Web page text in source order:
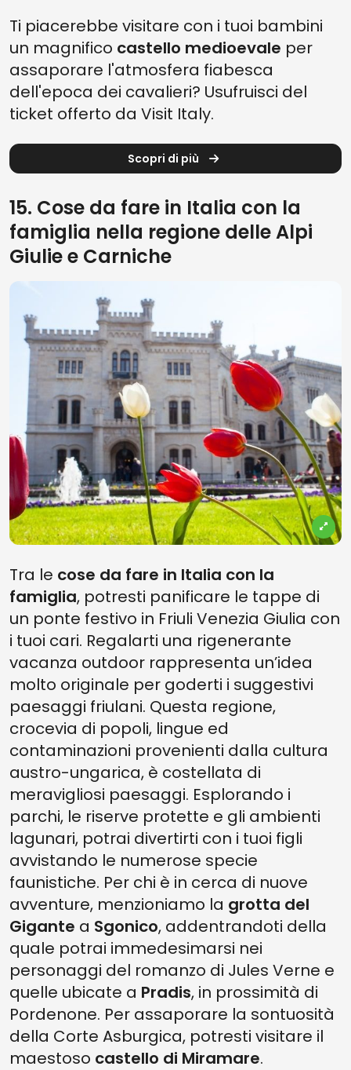
Ti piacerebbe visitare con i tuoi bambini
un magnifico castello medioevale per
assaporare l'atmosfera fiabesca
dell'epoca dei cavalieri? Usufruisci del
ticket offerto da Visit Italy.
Scopri di più
15. Cose da fare in Italia con la
famiglia nella regione delle Alpi
Giulie e Carniche
Tra le cose da fare in Italia con la
famiglia, potresti panificare le tappe di
un ponte festivo in Friuli Venezia Giulia con
i tuoi cari. Regalarti una rigenerante
vacanza outdoor rappresenta un’idea
molto originale per goderti i suggestivi
paesaggi friulani. Questa regione,
crocevia di popoli, lingue ed
contaminazioni provenienti dalla cultura
austro-ungarica, è costellata di
meravigliosi paesaggi. Esplorando i
parchi, le riserve protette e gli ambienti
lagunari, potrai divertirti con i tuoi figli
avvistando le numerose specie
faunistiche. Per chi è in cerca di nuove
avventure, menzioniamo la grotta del
Gigante a Sgonico, addentrandoti della
quale potrai immedesimarsi nei
personaggi del romanzo di Jules Verne e
quelle ubicate a Pradis, in prossimità di
Pordenone. Per assaporare la sontuosità
della Corte Asburgica, potresti visitare il
maestoso castello di Miramare.